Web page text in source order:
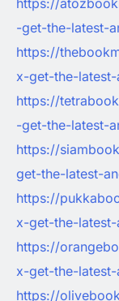
-get-the-latest-
https://
x-get-the-
https://
-get-the-latest-
https://
get-the-latest-
https://
x-get-the-
https://
x-get-the-
https://